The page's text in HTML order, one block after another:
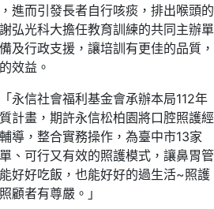
進而引發長者自行咳痰，排出喉頭的
弘光科大擔任教育訓練的共同主辦單
及行政支援，讓培訓有更佳的品質，
效益。
永信社會福利基金會承辦本局112年
計畫，期許永信松柏園將口腔照護經
導，整合實務操作，為臺中市13家
、可行又有效的照護模式，讓鼻胃管
好好吃飯，也能好好的過生活~照護
顧者有尊嚴。」